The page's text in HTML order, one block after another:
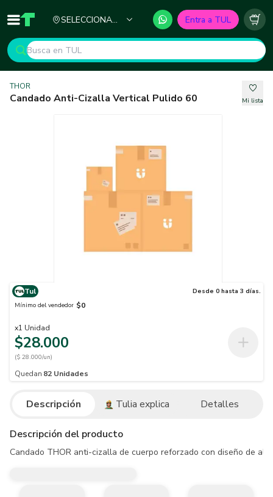
Inicio TUL - Tu Marketplace de Construcción
SELECCIONA
Entra a TUL
THOR
Candado Anti-Cizalla Vertical Pulido 60 Mi lista
Tul
Desde 0 hasta 3 días.
Mínimo del vendedor $0
x1 Unidad
$28.000
($ 28.000/un)
Quedan 82 Unidades
Descripción Tulia explica Detalles
Descripción del producto
Candado THOR anti-cizalla de cuerpo reforzado con diseño de